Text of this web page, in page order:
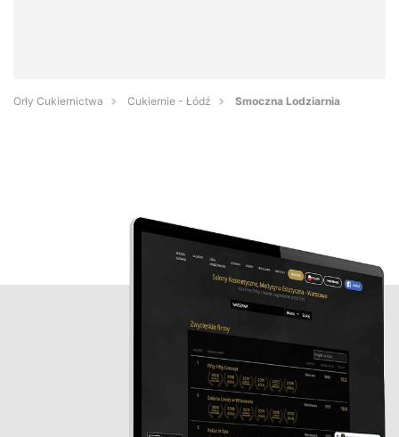
Orły Cukiernictwa Cukiernie - Łódź Smoczna Lodziarnia